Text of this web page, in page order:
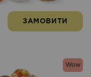
ЗАМОВИТИ
Wow